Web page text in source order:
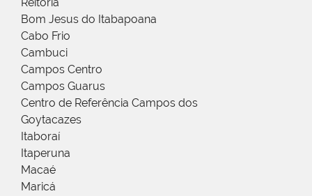
Bom Jesus do Itabapoana
Cabo Frio
Cambuci
Campos Centro
Campos Guarus
Centro de Referência Campos dos
Goytacazes
Itaboraí
Itaperuna
Macaé
Maricá